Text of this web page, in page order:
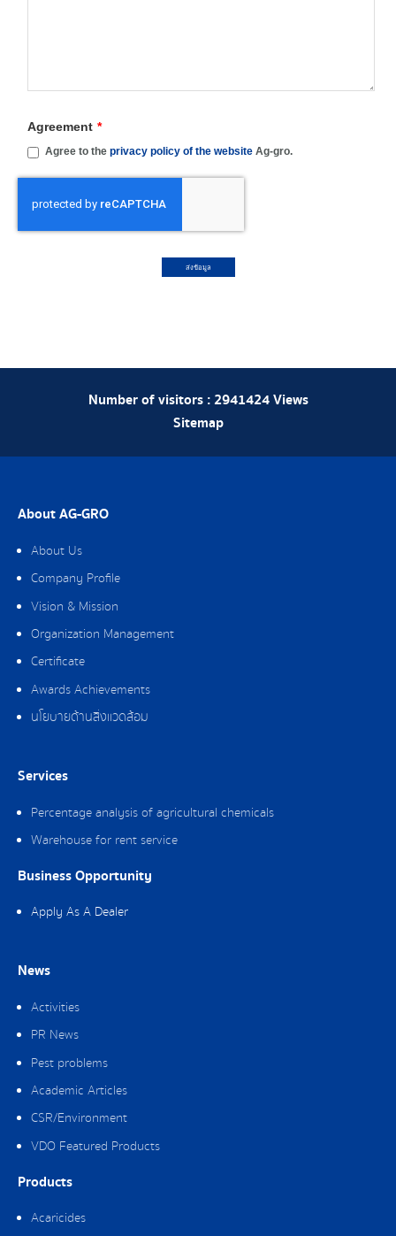
Agreement *
Agree to the privacy policy of the website Ag-gro.
ส่งข้อมูล
Number of visitors :2941424Views
Sitemap
About AG-GRO
About Us
Company Profile
Vision & Mission
Organization Management
Certificate
Awards Achievements
นโยบายด้านสิ่งแวดล้อม
Services
Percentage analysis of agricultural chemicals
Warehouse for rent service
Business Opportunity
Apply As A Dealer
News
Activities
PR News
Pest problems
Academic Articles
CSR/Environment
VDO Featured Products
Products
Acaricides